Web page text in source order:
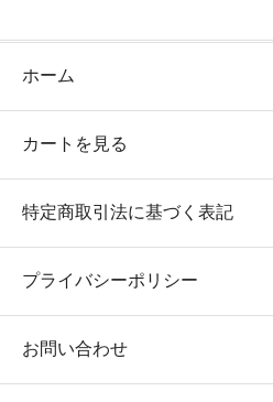
ホーム
カートを見る
特定商取引法に基づく表記
プライバシーポリシー
お問い合わせ